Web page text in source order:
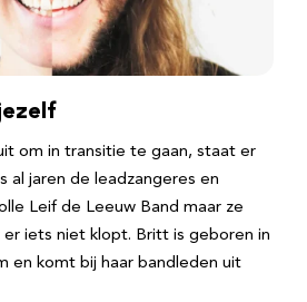
om in transitie te gaan, staat er
al jaren de leadzangeres en
Leif de Leeuw Band maar ze
iets niet klopt. Britt is geboren in
en komt bij haar bandleden uit